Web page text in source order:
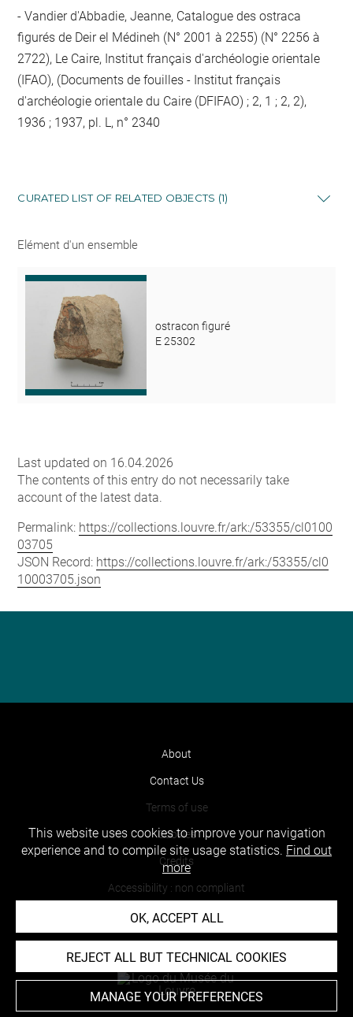
Vandier d'Abbadie, Jeanne, Catalogue des ostraca
figurés de Deir el Médineh (N° 2001 à 2255) (N° 2256 à
2722), Le Caire, Institut français d'archéologie orientale
(IFAO), (Documents de fouilles - Institut français
d'archéologie orientale du Caire (DFIFAO) ; 2, 1 ; 2, 2),
1936 ; 1937, pl. L, n° 2340
CURATED LIST OF RELATED OBJECTS (1)
Elément d'un ensemble
ostracon figuré
E 25302
Last updated on 16.04.2026
The contents of this entry do not necessarily take
account of the latest data.
Permalink: https://collections.louvre.fr/ark:/53355/cl0100
03705
JSON Record: https://collections.louvre.fr/ark:/53355/cl0
10003705.json
About
Contact Us
Terms of use
Cookies
Credits
Accessibility : non compliant
This website uses cookies to improve your navigation
experience and to compile site usage statistics. Find out
more
OK, ACCEPT ALL
REJECT ALL BUT TECHNICAL COOKIES
MANAGE YOUR PREFERENCES